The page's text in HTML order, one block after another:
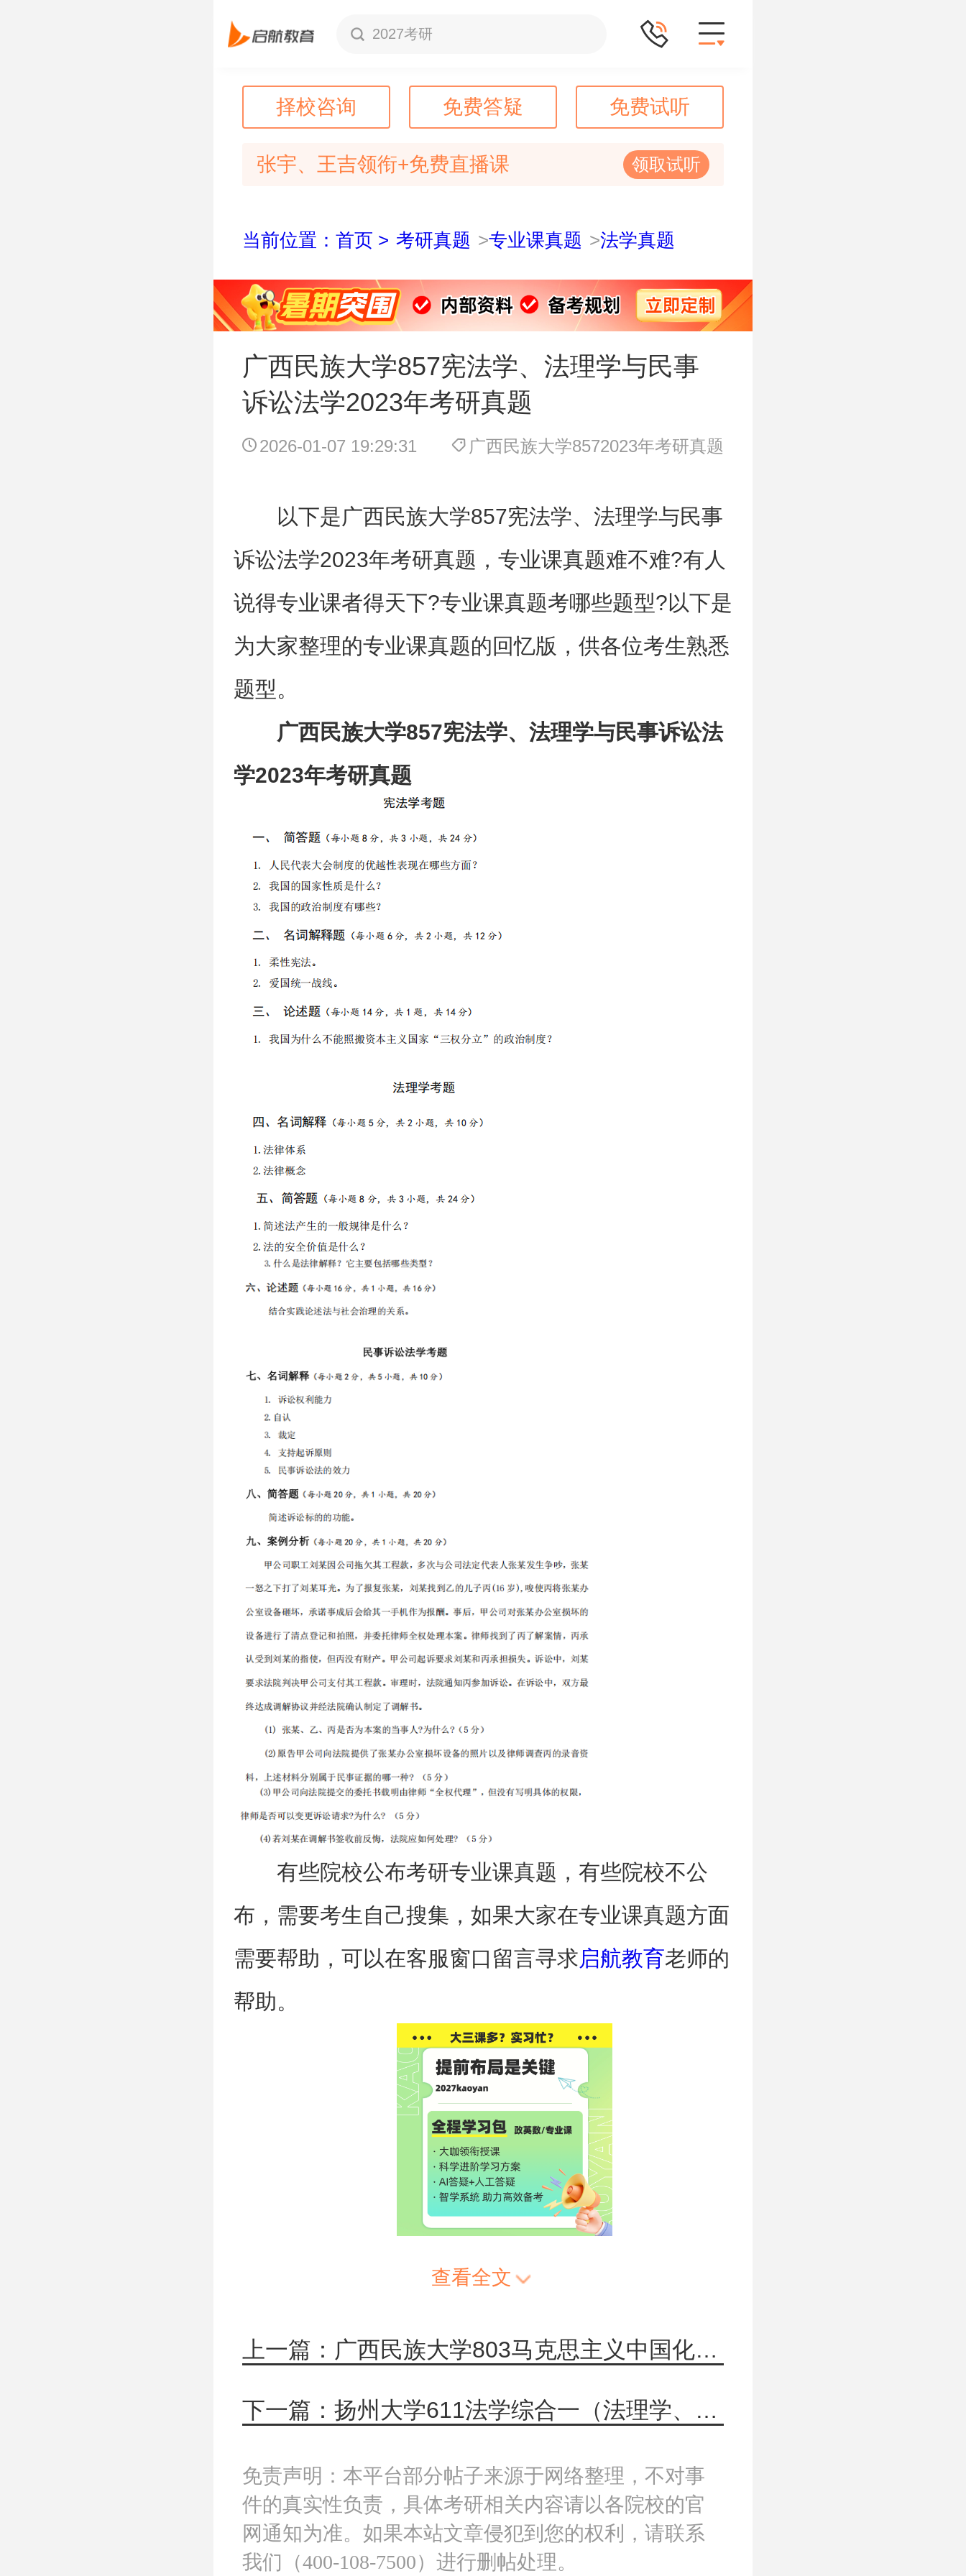
2027考研
择校咨询 免费答疑 免费试听
张宇、王吉领衔+免费直播课 领取试听
当前位置：首页 > 考研真题 >专业课真题 >法学真题
广西民族大学857宪法学、法理学与民事
诉讼法学2023年考研真题
2026-01-07 19:29:31 广西民族大学8572023年考研真题
以下是广西民族大学857宪法学、法理学与民事
诉讼法学2023年考研真题，专业课真题难不难?有人
说得专业课者得天下?专业课真题考哪些题型?以下是
为大家整理的专业课真题的回忆版，供各位考生熟悉
题型。
广西民族大学857宪法学、法理学与民事诉讼法
学2023年考研真题
有些院校公布考研专业课真题，有些院校不公
布，需要考生自己搜集，如果大家在专业课真题方面
需要帮助，可以在客服窗口留言寻求启航教育老师的
帮助。
查看全文
上一篇：广西民族大学803马克思主义中国化2023年考研真题
下一篇：扬州大学611法学综合一（法理学、宪法学）25考研真题
免责声明：本平台部分帖子来源于网络整理，不对事
件的真实性负责，具体考研相关内容请以各院校的官
网通知为准。如果本站文章侵犯到您的权利，请联系
我们（400-108-7500）进行删帖处理。